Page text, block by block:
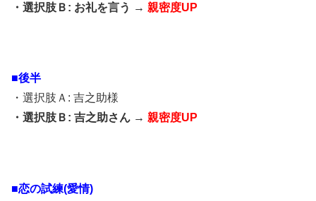
・選択肢Ｂ: お礼を言う → 親密度UP
■後半
・選択肢Ａ: 吉之助様
・選択肢Ｂ: 吉之助さん → 親密度UP
■恋の試練(愛情)